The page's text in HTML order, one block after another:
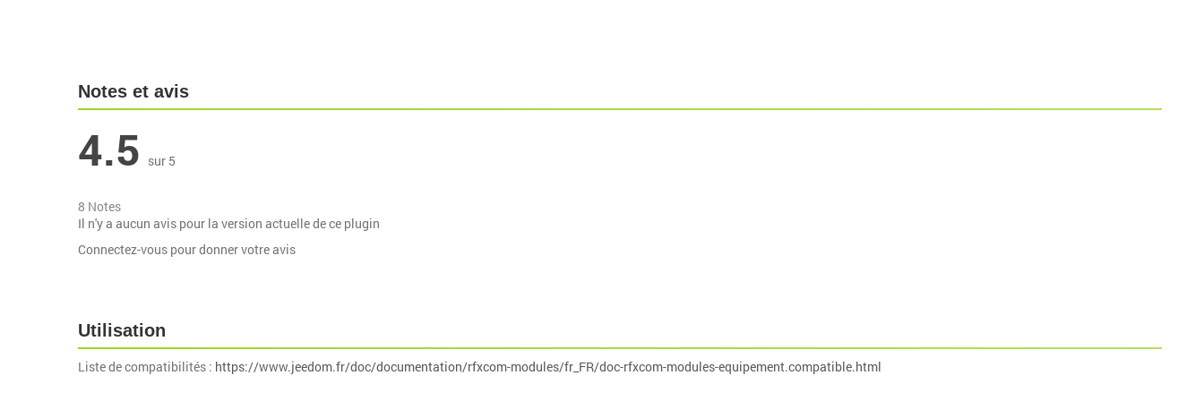
Notes et avis
4.5 sur 5
8 Notes
Il n'y a aucun avis pour la version actuelle de ce plugin
Connectez-vous pour donner votre avis
Utilisation
Liste de compatibilités : https://www.jeedom.fr/doc/documentation/rfxcom-modules/fr_FR/doc-rfxcom-modules-equipement.compatible.html